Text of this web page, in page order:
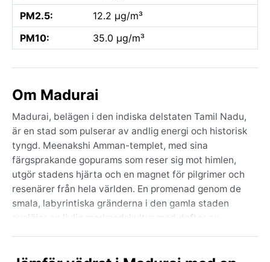
PM2.5:
12.2 µg/m³
PM10:
35.0 µg/m³
Om Madurai
Madurai, belägen i den indiska delstaten Tamil Nadu,
är en stad som pulserar av andlig energi och historisk
tyngd. Meenakshi Amman-templet, med sina
färgsprakande gopurams som reser sig mot himlen,
utgör stadens hjärta och en magnet för pilgrimer och
resenärer från hela världen. En promenad genom de
smala, labyrintiska gränderna i den gamla staden
avslöjar en livlig marknadskultur med dofter av